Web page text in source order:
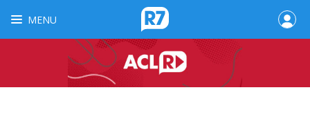
MENU